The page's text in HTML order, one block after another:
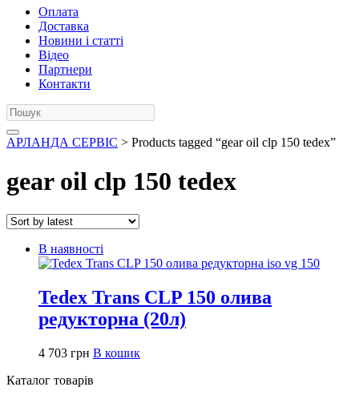
Оплата
Доставка
Новини і статті
Відео
Партнери
Контакти
АРЛАНДА СЕРВІС > Products tagged “gear oil clp 150 tedex”
gear oil clp 150 tedex
В наявності
Tedex Trans CLP 150 олива
редукторна (20л)
4 703 грн В кошик
Каталог товарів